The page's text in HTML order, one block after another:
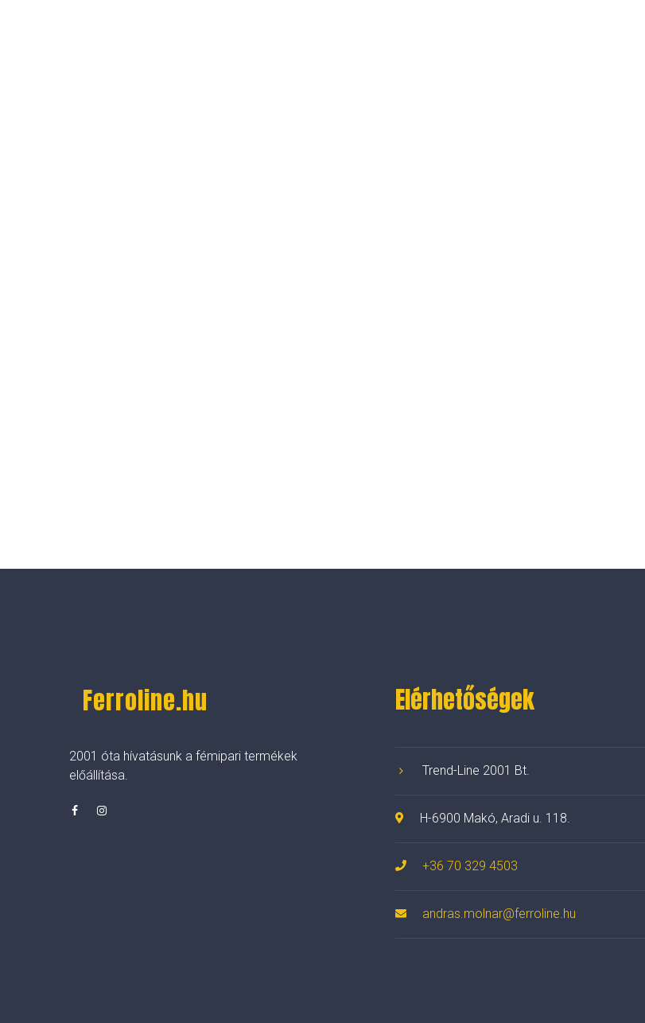
Ferroline.hu
2001 óta hívatásunk a fémipari termékek
előállítása.
Elérhetőségek
Trend-Line 2001 Bt.
H-6900 Makó, Aradi u. 118.
+36 70 329 4503
andras.molnar@ferroline.hu